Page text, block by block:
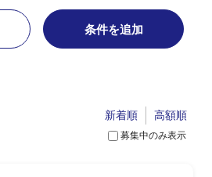
条件を追加
募集中のみ表示
新着順 高額順